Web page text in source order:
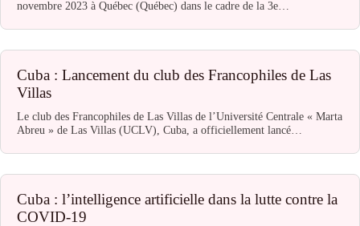
novembre 2023 à Québec (Québec) dans le cadre de la 3e…
Cuba : Lancement du club des Francophiles de Las
Villas
Le club des Francophiles de Las Villas de l’Université Centrale « Marta
Abreu » de Las Villas (UCLV), Cuba, a officiellement lancé…
Cuba : l’intelligence artificielle dans la lutte contre la
COVID-19